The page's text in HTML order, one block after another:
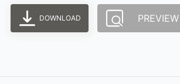
DOWNLOAD PREVIEW